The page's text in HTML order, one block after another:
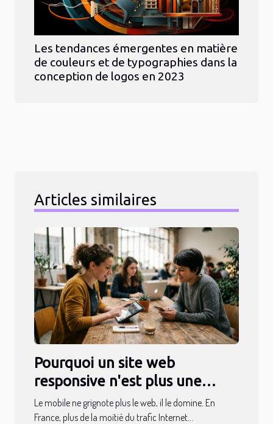
Les tendances émergentes en matière
de couleurs et de typographies dans la
conception de logos en 2023
Articles similaires
Pourquoi un site web
responsive n'est plus une
option, même pour les PME
Le mobile ne grignote plus le web, il le domine. En
France, plus de la moitié du trafic Internet...